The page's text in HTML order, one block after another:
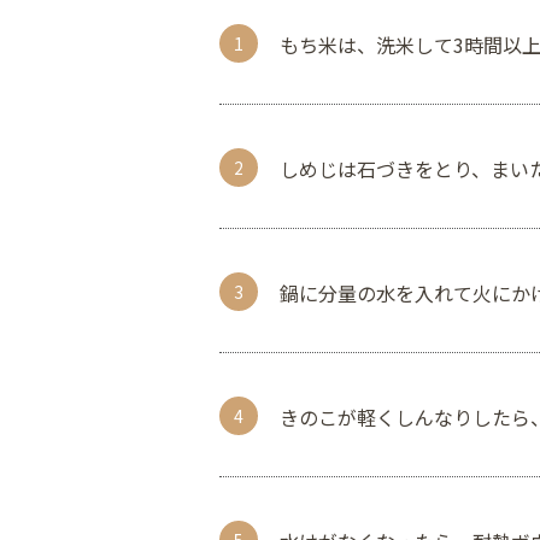
もち米は、洗米して3時間以
しめじは石づきをとり、ま
鍋に分量の水を入れて火に
きのこが軽くしんなりした